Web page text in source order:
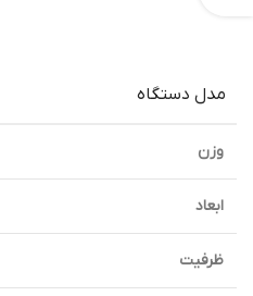
مدل دستگاه
وزن
ابعاد
ظرفیت